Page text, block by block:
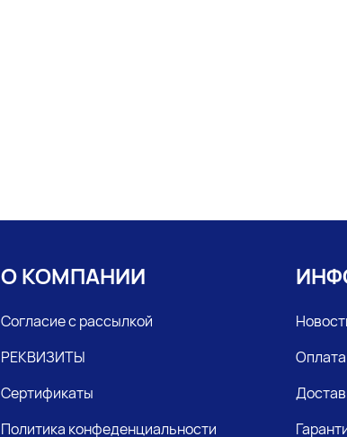
О КОМПАНИИ
Согласие с рассылкой
РЕКВИЗИТЫ
Сертификаты
Политика конфеденциальности
Оплата